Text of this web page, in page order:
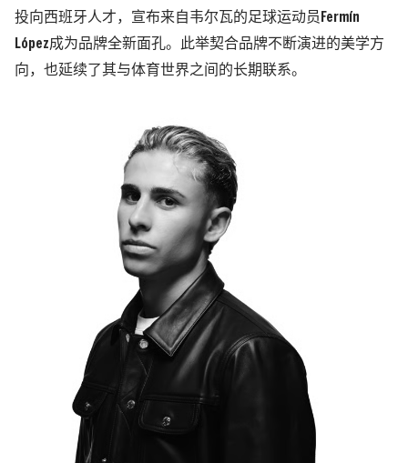
投向西班牙人才，宣布来自韦尔瓦的足球运动员Fermín
López成为品牌全新面孔。此举契合品牌不断演进的美学方
向，也延续了其与体育世界之间的长期联系。